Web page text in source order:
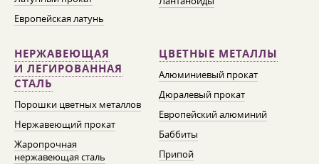
Европейская латунь
НЕРЖАВЕЮЩАЯ
И ЛЕГИРОВАННАЯ
СТАЛЬ
Порошки цветных металлов
Нержавеющий прокат
Жаропрочная
нержавеющая сталь
ЦВЕТНЫЕ МЕТАЛЛЫ
Алюминиевый прокат
Дюралевый прокат
Европейский алюминий
Баббиты
Припой